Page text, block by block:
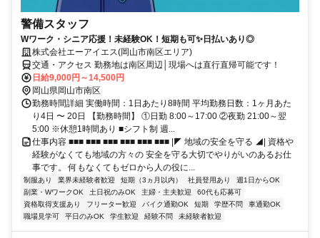
警備スタッフ
Wワーク・シニア応援！未経験OK！短期も可✨日払いあり◎
株式会社エーアイエス(岡山市南区エリア)
交通・アクセス 勤務地は南区周辺│現場へは直行直帰可能です！
日給9,000円～14,500円
岡山県岡山市南区
勤務時間詳細 実働時間：1日あたり8時間 平均勤務日数：1ヶ月あた
り4日 〜 20日 【勤務時間】 ①日勤 8:00～17:00 ②夜勤 21:00～翌
5:00 ※休憩1時間あり ■シフト制 週...
仕事内容 ■■■ ■■■ ■■■ ■■■ ■■■ ■■■ |◤ 地域の安全を守る ◢| 資格や
経験がなくても地域の方々の 安全を守る大切でやりがいのあるお仕
事です。 何もなくてもゼロから人の役に...
制服あり 業界未経験者歓迎 短期（3ヵ月以内） 社員登用あり
週1日からOK
副業・WワークOK
土日祝のみOK 主婦・主夫歓迎
60代も応募可
資格取得支援あり
フリーター歓迎 バイク通勤OK 短期 学歴不問
車通勤OK
職場見学可
平日のみOK 学生歓迎 経験不問 未経験者歓迎